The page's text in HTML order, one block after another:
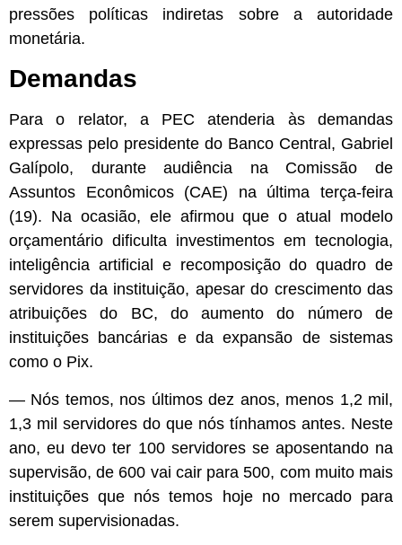
pressões políticas indiretas sobre a autoridade
monetária.
Demandas
Para o relator, a PEC atenderia às demandas
expressas pelo presidente do Banco Central, Gabriel
Galípolo, durante audiência na Comissão de
Assuntos Econômicos (CAE) na última terça-feira
(19). Na ocasião, ele afirmou que o atual modelo
orçamentário dificulta investimentos em tecnologia,
inteligência artificial e recomposição do quadro de
servidores da instituição, apesar do crescimento das
atribuições do BC, do aumento do número de
instituições bancárias e da expansão de sistemas
como o Pix.
— Nós temos, nos últimos dez anos, menos 1,2 mil,
1,3 mil servidores do que nós tínhamos antes. Neste
ano, eu devo ter 100 servidores se aposentando na
supervisão, de 600 vai cair para 500, com muito mais
instituições que nós temos hoje no mercado para
serem supervisionadas.